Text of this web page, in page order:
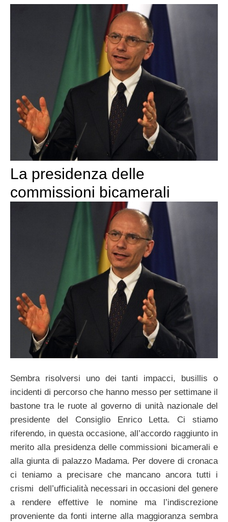
La presidenza delle
commissioni bicamerali
Sembra risolversi uno dei tanti impacci, busillis o
incidenti di percorso che hanno messo per settimane il
bastone tra le ruote al governo di unità nazionale del
presidente del Consiglio Enrico Letta. Ci stiamo
riferendo, in questa occasione, all’accordo raggiunto in
merito alla presidenza delle commissioni bicamerali e
alla giunta di palazzo Madama. Per dovere di cronaca
ci teniamo a precisare che mancano ancora tutti i
crismi dell’ufficialità necessari in occasioni del genere
a rendere effettive le nomine ma l’indiscrezione
proveniente da fonti interne alla maggioranza sembra